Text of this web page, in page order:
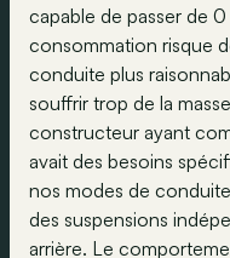
capable de passer de 0
consommation risque
conduite plus
souffrir trop de la
constructeur ayant
avait des besoins
nos modes de
des suspensions
arrière. Le